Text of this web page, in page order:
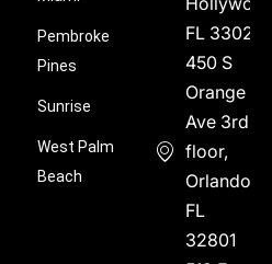
Pembroke
Pines
Sunrise
West Palm
Beach
FL 33021
450 S
Orange
Ave 3rd
floor,
Orlando,
FL
32801